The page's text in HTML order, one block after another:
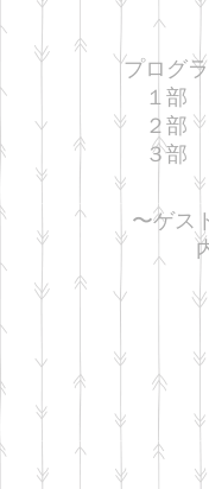
プログ
１部
２部
３部
〜ゲス
内村